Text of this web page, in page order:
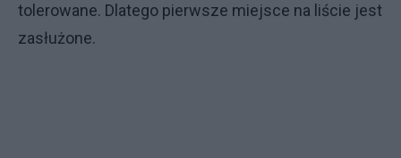
tolerowane. Dlatego pierwsze miejsce na liście jest
zasłużone.